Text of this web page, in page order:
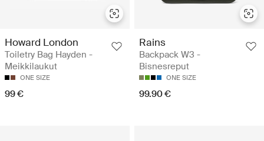
Howard London
Toiletry Bag Hayden -
Meikkilaukut
ONE SIZE
99 €
Rains
Backpack W3 -
Bisnesreput
ONE SIZE
99.90 €